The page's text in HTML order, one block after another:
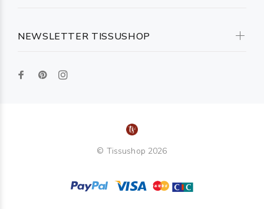
NEWSLETTER TISSUSHOP
© Tissushop 2026